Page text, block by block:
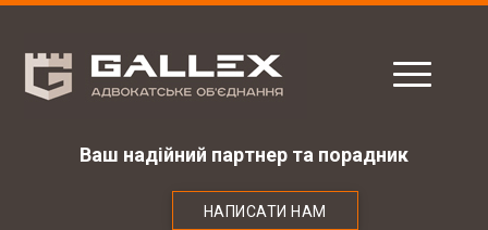
Ваш надійний партнер та порадник
НАПИСАТИ НАМ